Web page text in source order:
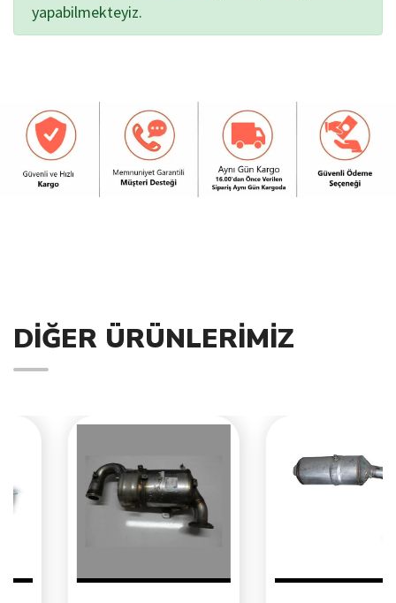
yapabilmekteyiz.
DIĞER ÜRÜNLERIMIZ